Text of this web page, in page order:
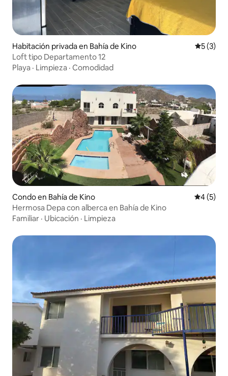
Habitación privada en Bahía de Kino
5 (3)
Loft tipo Departamento 12
Playa · Limpieza · Comodidad
Condo en Bahía de Kino
4 (5)
Hermosa Depa con alberca en Bahía de Kino
Familiar · Ubicación · Limpieza